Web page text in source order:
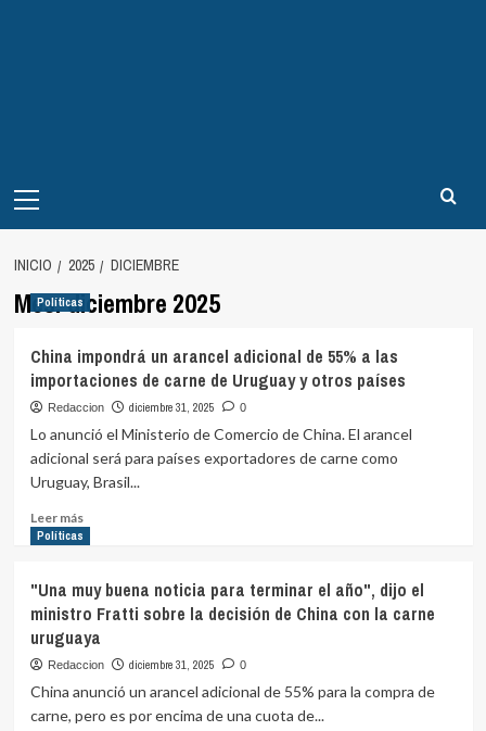
principal
INICIO 2025 DICIEMBRE
Mes:diciembre 2025
Políticas
China impondrá un arancel adicional de 55% a las
importaciones de carne de Uruguay y otros países
Redaccion diciembre 31, 2025 0
Lo anunció el Ministerio de Comercio de China. El arancel
adicional será para países exportadores de carne como
Uruguay, Brasil...
Leer másLeer
más
impondrá
un
arancel
adicional
55%
a
Políticas
"Una muy buena noticia para terminar el año", dijo el
ministro Fratti sobre la decisión de China con la carne
uruguaya
Redaccion diciembre 31, 2025 0
China anunció un arancel adicional de 55% para la compra de
carne, pero es por encima de una cuota de...